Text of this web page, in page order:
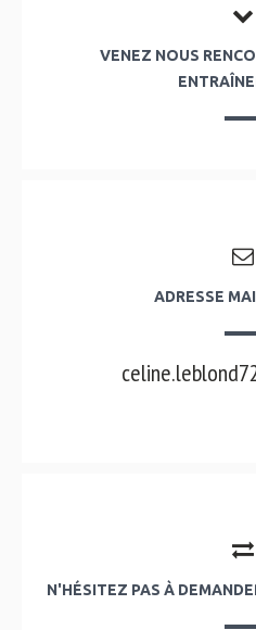
VENEZ NOUS
ADRESSE
N'HÉSITEZ PAS À